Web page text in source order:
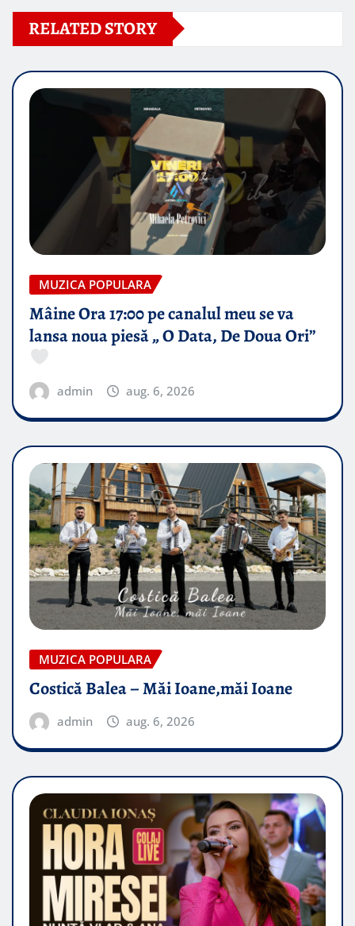
RELATED STORY
MUZICA POPULARA
Mâine Ora 17:00 pe canalul meu se va
lansa noua piesă „ O Data, De Doua Ori”
admin aug. 6, 2026
MUZICA POPULARA
Costică Balea – Măi Ioane,măi Ioane
admin aug. 6, 2026